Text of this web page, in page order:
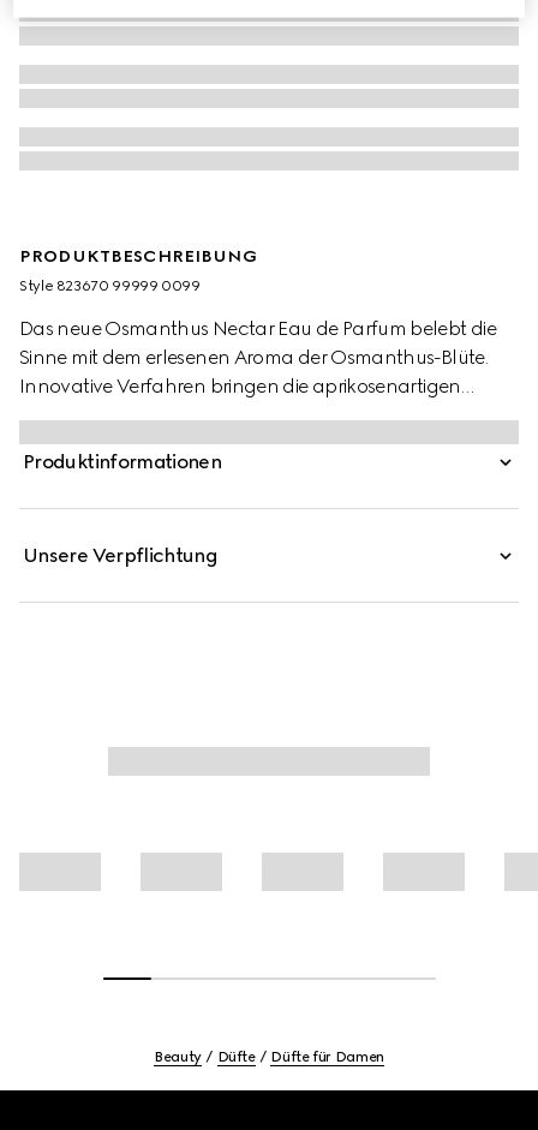
PRODUKTBESCHREIBUNG
Style ‎823670 99999 0099
Das neue Osmanthus Nectar Eau de Parfum belebt die
Sinne mit dem erlesenen Aroma der Osmanthus-Blüte.
Innovative Verfahren bringen die aprikosenartigen
Noten der Blüte in einer einzigartigen Komposition zur
Geltung. Die feinen, blumigen Nuancen verbinden sich
mit ätherischem Sandelholzöl zu einer cremigen,
Produktinformationen
Unsere Verpflichtung
Beauty Düfte Düfte für Damen